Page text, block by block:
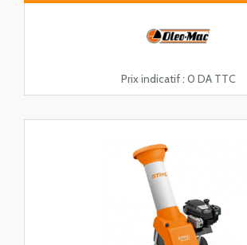
Prix indicatif : 0 DA TTC